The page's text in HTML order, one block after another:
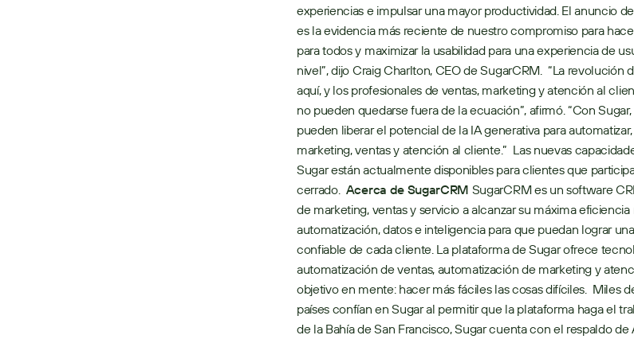
experiencias e impulsar una mayor productividad. El anuncio
es la evidencia más reciente de nuestro compromiso para
para todos y maximizar la usabilidad para una experiencia de
nivel”, dijo Craig Charlton, CEO de SugarCRM.  “La revolución
aquí, y los profesionales de ventas, marketing y atención al
no pueden quedarse fuera de la ecuación”, afirmó. “Con
pueden liberar el potencial de la IA generativa para
marketing, ventas y atención al cliente.”  Las nuevas
Sugar están actualmente disponibles para clientes que
cerrado. Acerca de SugarCRM SugarCRM es un software
de marketing, ventas y servicio a alcanzar su máxima
automatización, datos e inteligencia para que puedan lograr
confiable de cada cliente. La plataforma de Sugar ofrece
automatización de ventas, automatización de marketing y
objetivo en mente: hacer más fáciles las cosas difíciles.  Miles
países confían en Sugar al permitir que la plataforma haga el
de la Bahía de San Francisco, Sugar cuenta con el respaldo de